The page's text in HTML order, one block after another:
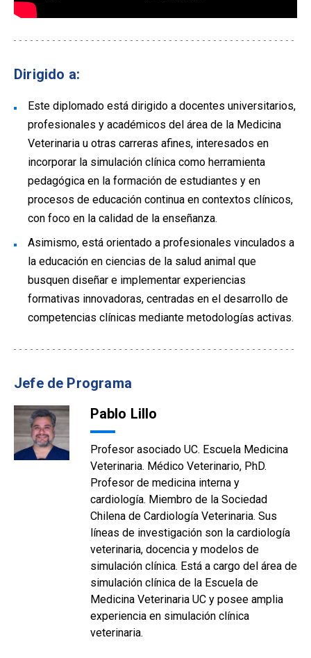
Dirigido a:
Este diplomado está dirigido a docentes universitarios,
profesionales y académicos del área de la Medicina
Veterinaria u otras carreras afines, interesados en
incorporar la simulación clínica como herramienta
pedagógica en la formación de estudiantes y en
procesos de educación continua en contextos clínicos,
con foco en la calidad de la enseñanza.
Asimismo, está orientado a profesionales vinculados a
la educación en ciencias de la salud animal que
busquen diseñar e implementar experiencias
formativas innovadoras, centradas en el desarrollo de
competencias clínicas mediante metodologías activas.
Jefe de Programa
Pablo Lillo
Profesor asociado UC. Escuela Medicina
Veterinaria. Médico Veterinario, PhD.
Profesor de medicina interna y
cardiología. Miembro de la Sociedad
Chilena de Cardiología Veterinaria. Sus
líneas de investigación son la cardiología
veterinaria, docencia y modelos de
simulación clínica. Está a cargo del área de
simulación clínica de la Escuela de
Medicina Veterinaria UC y posee amplia
experiencia en simulación clínica
veterinaria.